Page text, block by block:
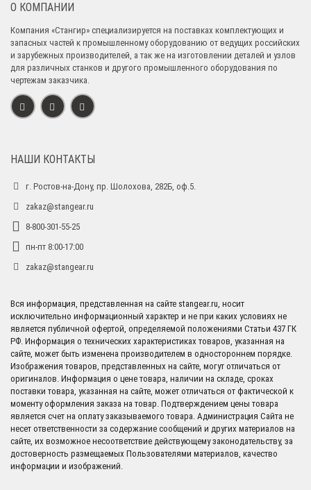
О КОМПАНИИ
Компания «Стангир» специализируется на поставках комплектующих и
запасных частей к промышленному оборудованию от ведущих российских
и зарубежных производителей, а так же на изготовлении деталей и узлов
для различных станков и другого промышленного оборудования по
чертежам заказчика.
НАШИ КОНТАКТЫ
г. Ростов-на-Дону, пр. Шолохова, 282Б, оф.5.
zakaz@stangear.ru
8-800-301-55-25
пн-пт 8:00-17:00
zakaz@stangear.ru
Вся информация, представленная на сайте stangear.ru, носит
исключительно информационный характер и не при каких условиях не
является публичной офертой, определяемой положениями Статьи 437 ГК
РФ. Информация о технических характеристиках товаров, указанная на
сайте, может быть изменена производителем в одностороннем порядке.
Изображения товаров, представленных на сайте, могут отличаться от
оригиналов. Информация о цене товара, наличии на складе, сроках
поставки товара, указанная на сайте, может отличаться от фактической к
моменту оформления заказа на товар. Подтверждением цены товара
является счет на оплату заказываемого товара. Администрация Сайта не
несет ответственности за содержание сообщений и других материалов на
сайте, их возможное несоответствие действующему законодательству, за
достоверность размещаемых Пользователями материалов, качество
информации и изображений.